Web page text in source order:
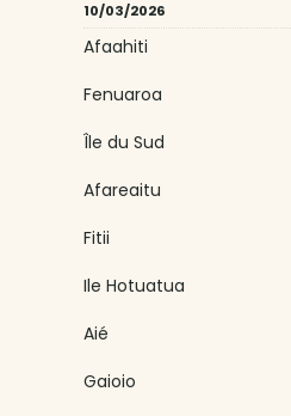
10/03/2026
Afaahiti
Fenuaroa
Île du Sud
Afareaitu
Fitii
Ile Hotuatua
Aié
Gaioio